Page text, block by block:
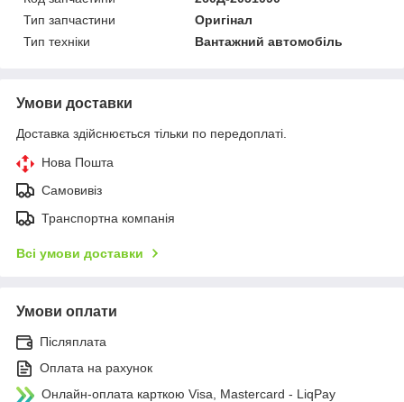
Тип запчастини
Оригінал
Тип техніки
Вантажний автомобіль
Умови доставки
Доставка здійснюється тільки по передоплаті.
Нова Пошта
Самовивіз
Транспортна компанія
Всі умови доставки
Умови оплати
Післяплата
Оплата на рахунок
Онлайн-оплата карткою Visa, Mastercard - LiqPay